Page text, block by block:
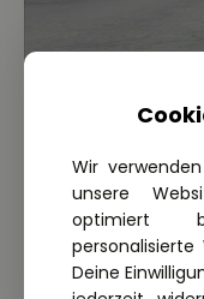
THEORIE FRAGE:
Wie müssen
verhalten?
Wir
unsere
optimiert
Deine